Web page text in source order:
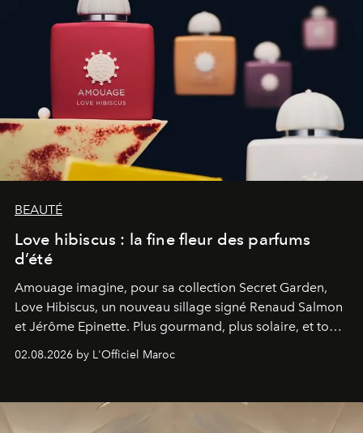
BEAUTÉ
Love hibiscus : la fine fleur des parfums
d’été
Amouage imagine, pour sa collection Secret Garden,
Love Hibiscus, un nouveau sillage signé Renaud Salmon
et Jérôme Epinette. Plus gourmand, plus solaire, et tout
02.08.2026 by L'Officiel Maroc